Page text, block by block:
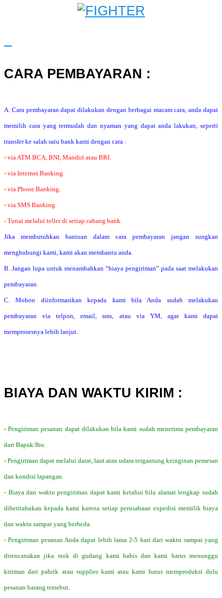
CARA PEMBAYARAN :
A. Cara pembayaran dapat dilakukan dengan berbagai macam cara, anda dapat
memilih cara yang termudah dan nyaman yang dapat anda lakukan, seperti
transfer ke salah satu bank kami dengan cara :
- via ATM BCA, BNI, Mandiri atau BRI.
- via Internet Banking.
- via Phone Banking.
- via SMS Banking.
- Tunai melalui teller di setiap cabang bank.
Jika membutuhkan bantuan dalam cara pembayaran jangan sungkan
menghubungi kami, kami akan membantu anda.
B. Jangan lupa untuk menambahkan “biaya pengiriman” pada saat melakukan
pembayaran.
C. Mohon diinformasikan kepada kami bila Anda sudah melakukan
pembayaran via telpon, email, sms, atau via YM, agar kami dapat
memprosesnya lebih lanjut.
BIAYA DAN WAKTU KIRIM :
- Pengiriman pesanan dapat dilakukan bila kami sudah menerima pembayaran
dari Bapak/Ibu.
- Pengiriman dapat melalui darat, laut atau udara tergantung keinginan pemesan
dan kondisi lapangan.
- Biaya dan waktu pengiriman dapat kami ketahui bila alamat lengkap sudah
diberitahukan kepada kami karena setiap perusahaan expedisi memilik biaya
dan waktu sampai yang berbeda.
- Pengiriman pesanan Anda dapat lebih lama 2-5 hari dari waktu sampai yang
direncanakan jika stok di gudang kami habis dan kami harus menunggu
kiriman dari pabrik atau supplier kami atau kami harus memproduksi dulu
pesanan barang tersebut.